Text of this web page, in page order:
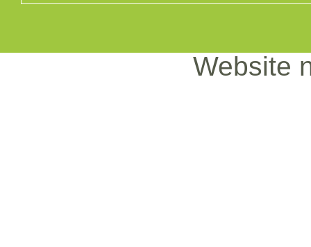
Website